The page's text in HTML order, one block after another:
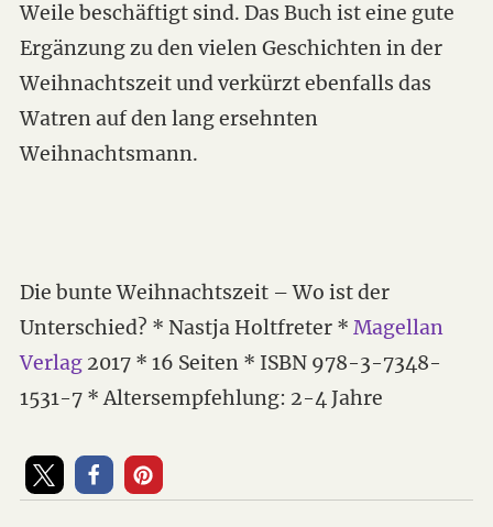
Weile beschäftigt sind. Das Buch ist eine gute
Ergänzung zu den vielen Geschichten in der
Weihnachtszeit und verkürzt ebenfalls das
Watren auf den lang ersehnten
Weihnachtsmann.
Die bunte Weihnachtszeit – Wo ist der
Unterschied? * Nastja Holtfreter * Magellan
Verlag2017 * 16 Seiten * ISBN 978-3-7348-
1531-7 * Altersempfehlung: 2-4 Jahre